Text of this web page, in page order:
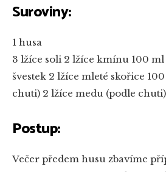
Suroviny:
1 husa
3 lžíce soli 2 lžíce kmínu 100
švestek 2 lžíce mleté skořice
chuti) 2 lžíce medu (podle chuti)
Postup:
Večer předem husu zbavíme